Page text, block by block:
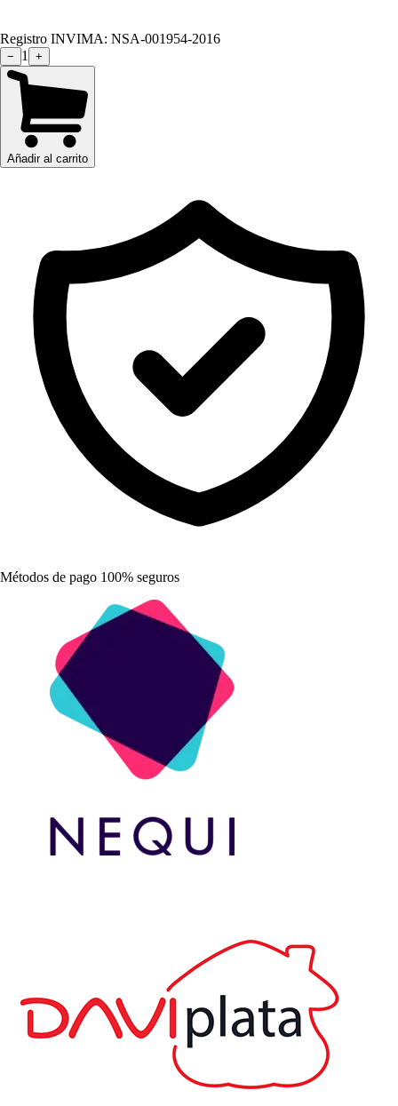
Registro INVIMA: NSA-001954-2016
− 1 +
Añadir al carrito
Métodos de pago 100% seguros